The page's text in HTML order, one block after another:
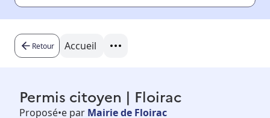
Besoin d'aide ?
Retour Accueil
Permis citoyen | Floirac
Proposé•e par Mairie de Floirac